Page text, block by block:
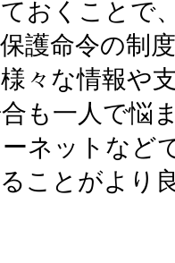
おくことで
護命令の制
々な情報や
も一人で悩
ネットなど
ことがより